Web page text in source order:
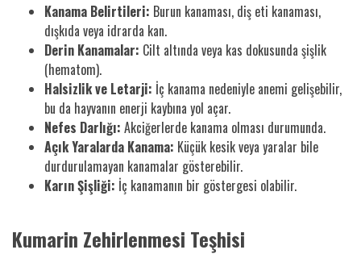
Kanama Belirtileri: Burun kanaması, diş eti kanaması,
dışkıda veya idrarda kan.
Derin Kanamalar: Cilt altında veya kas dokusunda şişlik
(hematom).
Halsizlik ve Letarji: İç kanama nedeniyle anemi gelişebilir,
bu da hayvanın enerji kaybına yol açar.
Nefes Darlığı: Akciğerlerde kanama olması durumunda.
Açık Yaralarda Kanama: Küçük kesik veya yaralar bile
durdurulamayan kanamalar gösterebilir.
Karın Şişliği: İç kanamanın bir göstergesi olabilir.
Kumarin Zehirlenmesi Teşhisi